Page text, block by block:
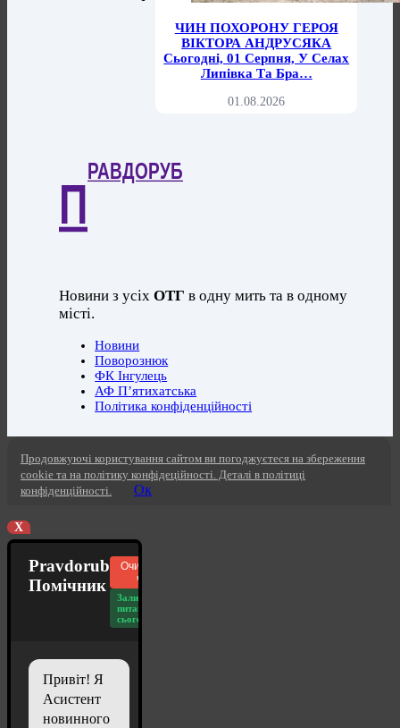
ЧИН ПОХОРОНУ ГЕРОЯ
ВІКТОРА АНДРУСЯКА
Сьогодні, 01 Серпня, У Селах
Липівка Та Бра…
01.08.2026
П
РАВДОРУБ
Новини з усіхОТГ в одну мить та в одному
місті.
Новини
Поворознюк
ФК Інгулець
АФ П’ятихатська
Політика конфіденційності
Продовжуючі користування сайтом ви погоджуєтеся на збереження
cookie та на політику конфідеційності. Деталі в політиці
конфіденційності.
Ок
X
Pravdorub
Помічник
Очистити
чат
Залишилось
питань
сьогодні: 20
Привіт! Я
Асистент
новинного